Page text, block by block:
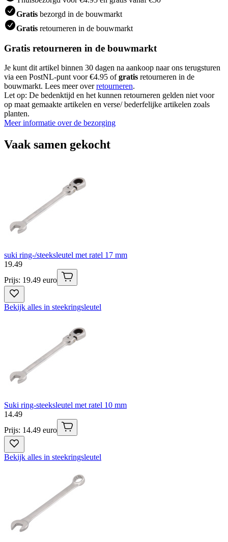
Gratis bezorgd in de bouwmarkt
Gratis retourneren in de bouwmarkt
Gratis retourneren in de bouwmarkt
Je kunt dit artikel binnen 30 dagen na aankoop naar ons terugsturen
via een PostNL-punt voor €4.95 ofgratis retourneren in de
bouwmarkt. Lees meer overretourneren.
Let op: De bedenktijd en het kunnen retourneren gelden niet voor
op maat gemaakte artikelen en verse/ bederfelijke artikelen zoals
planten.
Meer informatie over de bezorging
Vaak samen gekocht
suki ring-/steeksleutel met ratel 17 mm
19.49
Prijs: 19.49 euro
Bekijk alles in steekringsleutel
Suki ring-steeksleutel met ratel 10 mm
14.49
Prijs: 14.49 euro
Bekijk alles in steekringsleutel